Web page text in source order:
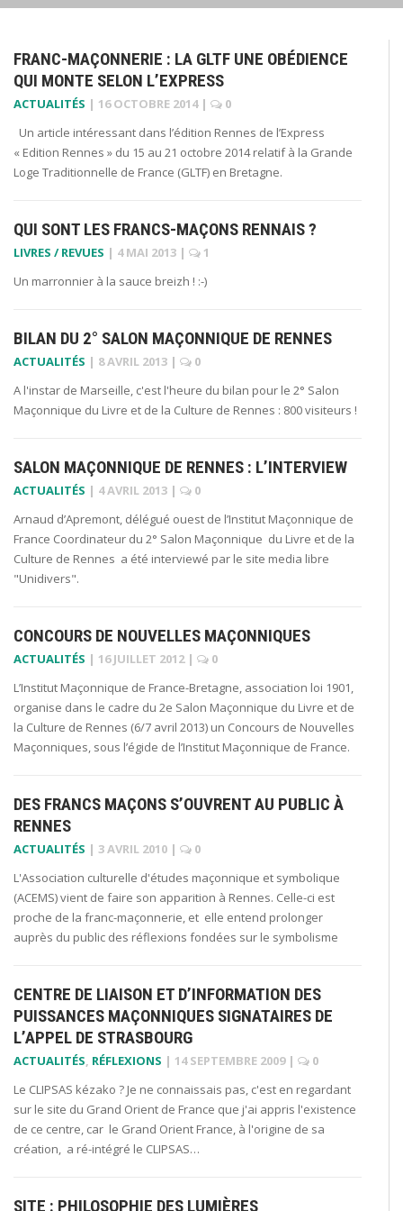
FRANC-MAÇONNERIE : LA GLTF UNE OBÉDIENCE
QUI MONTE SELON L’EXPRESS
ACTUALITÉS | 16 OCTOBRE 2014 |
0
Un article intéressant dans l’édition Rennes de l’Express
« Edition Rennes » du 15 au 21 octobre 2014 relatif à la Grande
Loge Traditionnelle de France (GLTF) en Bretagne.
QUI SONT LES FRANCS-MAÇONS RENNAIS ?
LIVRES / REVUES | 4 MAI 2013 |
1
Un marronnier à la sauce breizh ! :-)
BILAN DU 2° SALON MAÇONNIQUE DE RENNES
ACTUALITÉS | 8 AVRIL 2013 |
0
A l'instar de Marseille, c'est l'heure du bilan pour le 2° Salon
Maçonnique du Livre et de la Culture de Rennes : 800 visiteurs !
SALON MAÇONNIQUE DE RENNES : L’INTERVIEW
ACTUALITÉS | 4 AVRIL 2013 |
0
Arnaud d’Apremont, délégué ouest de l’Institut Maçonnique de
France Coordinateur du 2° Salon Maçonnique du Livre et de la
Culture de Rennes a été interviewé par le site media libre
"Unidivers".
CONCOURS DE NOUVELLES MAÇONNIQUES
ACTUALITÉS | 16 JUILLET 2012 |
0
L’Institut Maçonnique de France-Bretagne, association loi 1901,
organise dans le cadre du 2e Salon Maçonnique du Livre et de
la Culture de Rennes (6/7 avril 2013) un Concours de Nouvelles
Maçonniques, sous l’égide de l’Institut Maçonnique de France.
DES FRANCS MAÇONS S’OUVRENT AU PUBLIC À
RENNES
ACTUALITÉS | 3 AVRIL 2010 |
0
L'Association culturelle d'études maçonnique et symbolique
(ACEMS) vient de faire son apparition à Rennes. Celle-ci est
proche de la franc-maçonnerie, et elle entend prolonger
auprès du public des réflexions fondées sur le symbolisme
CENTRE DE LIAISON ET D’INFORMATION DES
PUISSANCES MAÇONNIQUES SIGNATAIRES DE
L’APPEL DE STRASBOURG
ACTUALITÉS, RÉFLEXIONS | 14 SEPTEMBRE 2009 |
0
Le CLIPSAS kézako ? Je ne connaissais pas, c'est en regardant
sur le site du Grand Orient de France que j'ai appris l'existence
de ce centre, car le Grand Orient France, à l'origine de sa
création, a ré-intégré le CLIPSAS…
SITE : PHILOSOPHIE DES LUMIÈRES